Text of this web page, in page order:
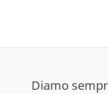
Diamo